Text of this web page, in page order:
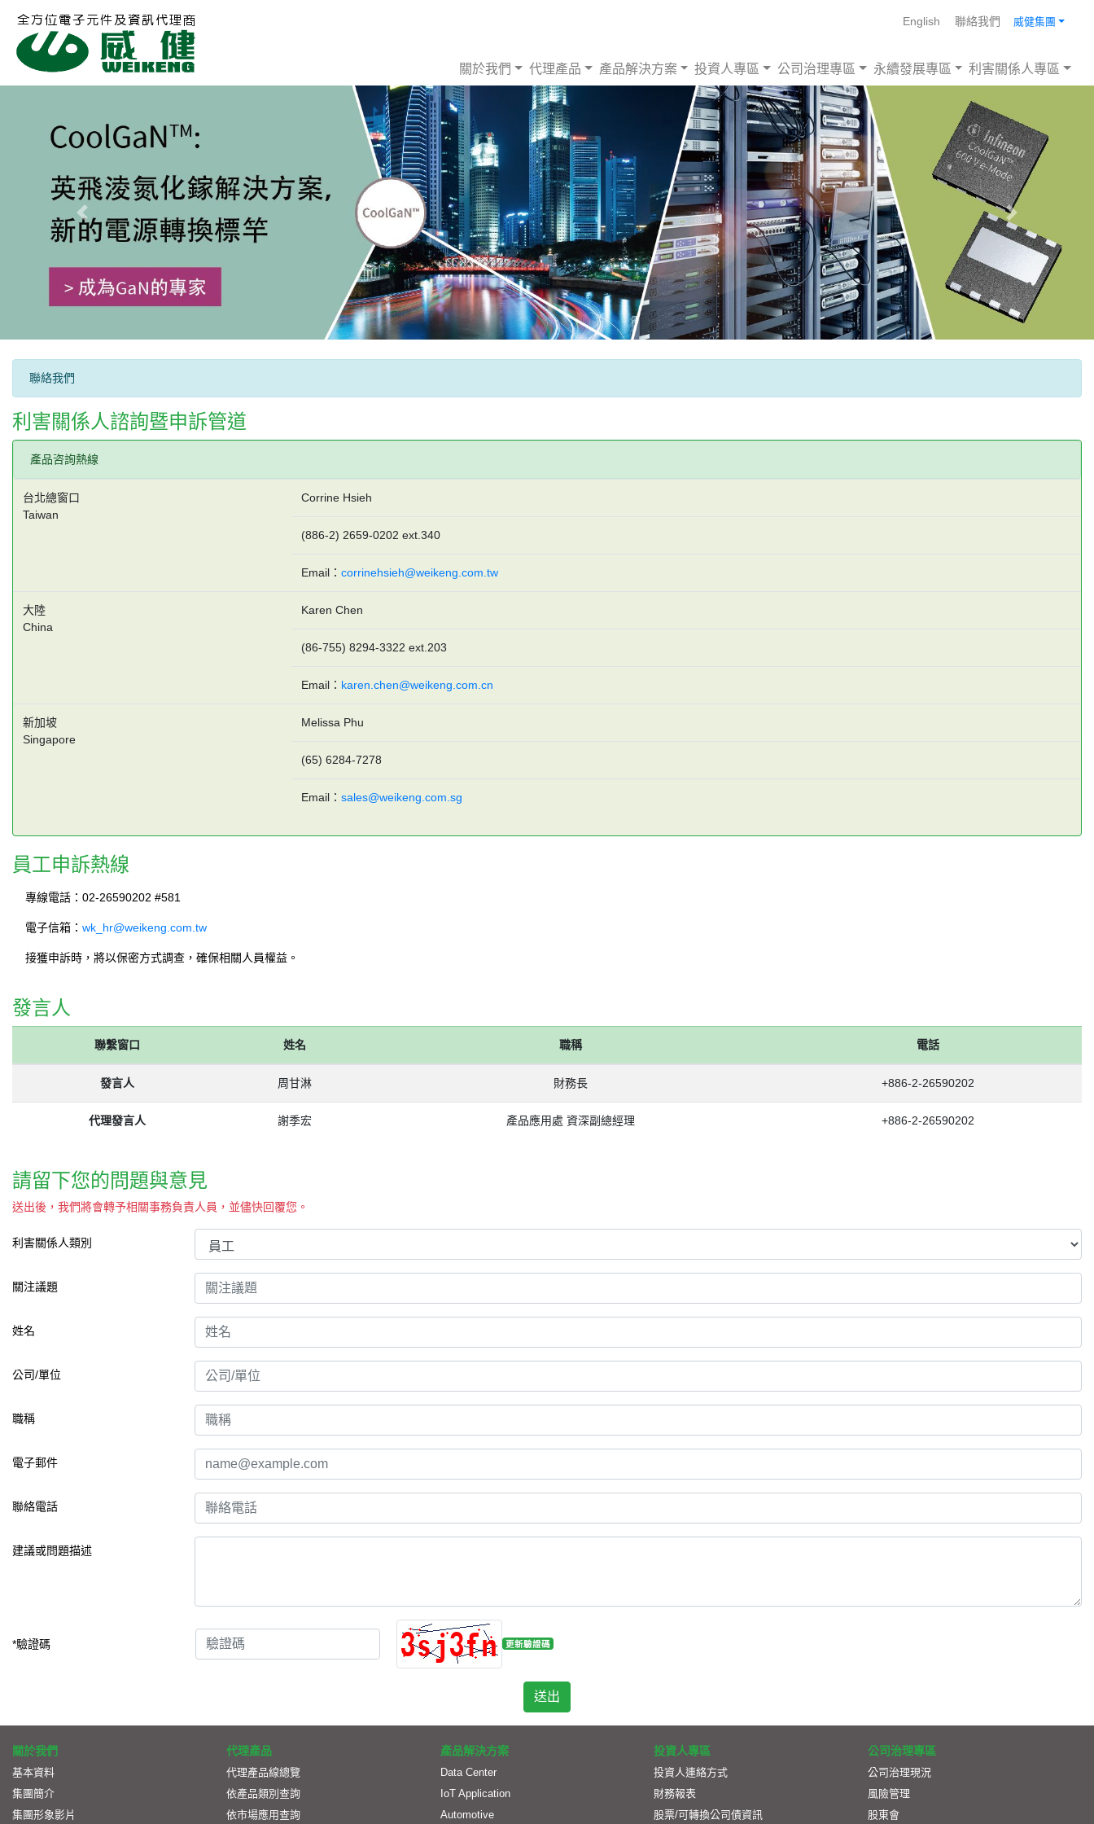
English 聯絡我們 威健集團
關於我們 代理產品 產品解決方案 投資人專區 公司治理專區 永續發展專區 利害關係人專區
Previous Next
聯絡我們
利害關係人諮詢暨申訴管道
產品咨詢熱線
台北總窗口
Taiwan
Corrine Hsieh
(886-2) 2659-0202 ext.340
Email： corrinehsieh@weikeng.com.tw
大陸
China
Karen Chen
(86-755) 8294-3322 ext.203
Email： karen.chen@weikeng.com.cn
新加坡
Singapore
Melissa Phu
(65) 6284-7278
Email： sales@weikeng.com.sg
員工申訴熱線
專線電話：02-26590202 #581
電子信箱： wk_hr@weikeng.com.tw
接獲申訴時，將以保密方式調查，確保相關人員權益。
發言人
聯繫窗口 姓名 職稱 電話
發言人 周甘淋 財務長 +886-2-26590202
代理發言人 謝季宏 產品應用處 資深副總經理 +886-2-26590202
請留下您的問題與意見
送出後，我們將會轉予相關事務負責人員，並儘快回覆您。
利害關係人類別
關注議題
姓名
公司/單位
職稱
電子郵件
聯絡電話
建議或問題描述
*驗證碼 更新驗證碼
關於我們
基本資料
集團簡介
集團形象影片
代理產品
代理產品線總覽
依產品類別查詢
依市場應用查詢
產品解決方案
Data Center
IoT Application
Automotive
投資人專區
投資人連絡方式
財務報表
股票/可轉換公司債資訊
公司治理專區
公司治理現況
風險管理
股東會